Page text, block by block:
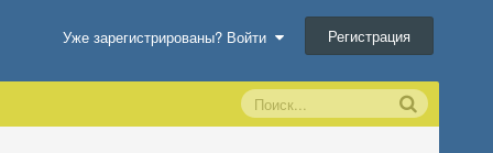
Уже зарегистрированы? Войти Регистрация